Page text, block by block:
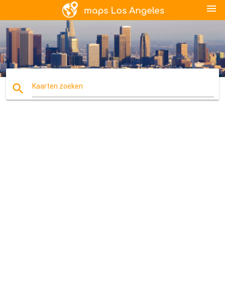
menu
search Kaarten zoeken